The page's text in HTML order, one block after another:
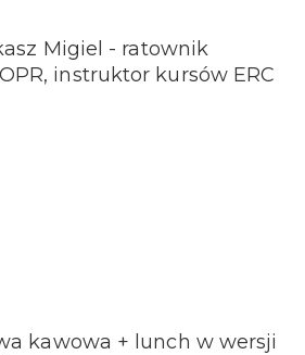
Migiel - ratownik
instruktor kursów ERC
kawowa + lunch w wersji